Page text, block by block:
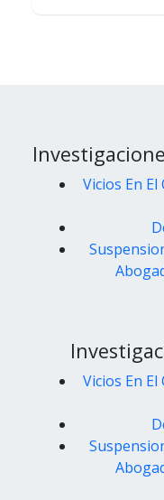
Vicios En
Vicios En